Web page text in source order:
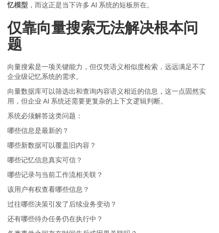
忆模型 ，而这正是当下许多 AI 系统的短板所在。
仅靠向量搜索无法解决根本问
题
向量搜索是一项关键能力，但仅凭语义相似度检索，远远满足不了
企业级记忆系统的需求。
向量数据库可以筛选出和查询内容语义相近的信息，这一点固然实
用，但企业 AI 系统还需要更复杂的上下文逻辑判断。
系统必须解答这类问题：
哪些信息是最新的？
哪些新数据可以覆盖旧内容？
哪些记忆信息真实可信？
哪些记录与当前工作流相关联？
该用户有权查看哪些信息？
过往哪些决策引发了后续业务变动？
还有哪些待办任务仍在执行中？